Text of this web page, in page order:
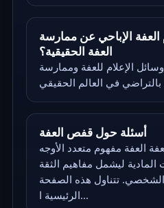
الإباحي عن ممارسة
العفة الحقيقية؟
الإعلام للعفة وممارسة
أسئلة حول قفص العفة
العفة مفهوم متعدد الأوجه
المادية ليشمل مفاهيم الثقة
تتناول هذه الصفحة
الرئيسية ا...